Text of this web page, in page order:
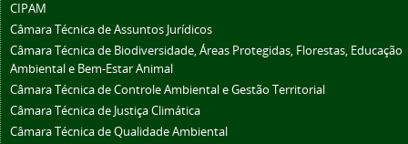
CIPAM
Câmara Técnica de Assuntos Jurídicos
Câmara Técnica de Biodiversidade, Áreas Protegidas, Florestas, Educação
Ambiental e Bem-Estar Animal
Câmara Técnica de Controle Ambiental e Gestão Territorial
Câmara Técnica de Justiça Climática
Câmara Técnica de Qualidade Ambiental